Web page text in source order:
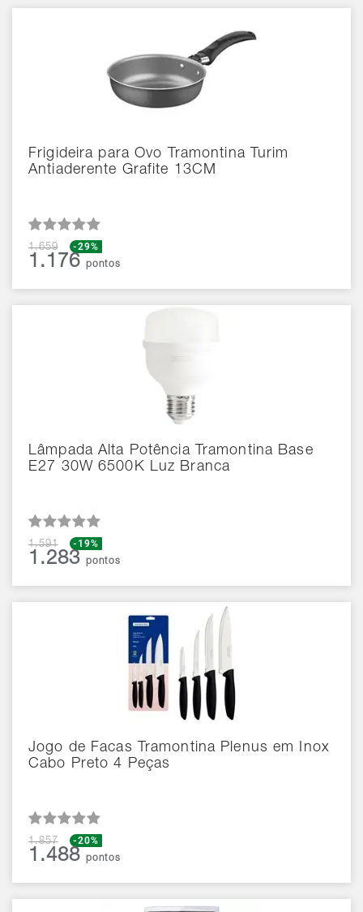
Frigideira para Ovo Tramontina Turim
Antiaderente Grafite 13CM
1.659 -29%
1.176pontos
Lâmpada Alta Potência Tramontina Base
E27 30W 6500K Luz Branca
1.591 -19%
1.283pontos
Jogo de Facas Tramontina Plenus em Inox
Cabo Preto 4 Peças
1.857 -20%
1.488pontos